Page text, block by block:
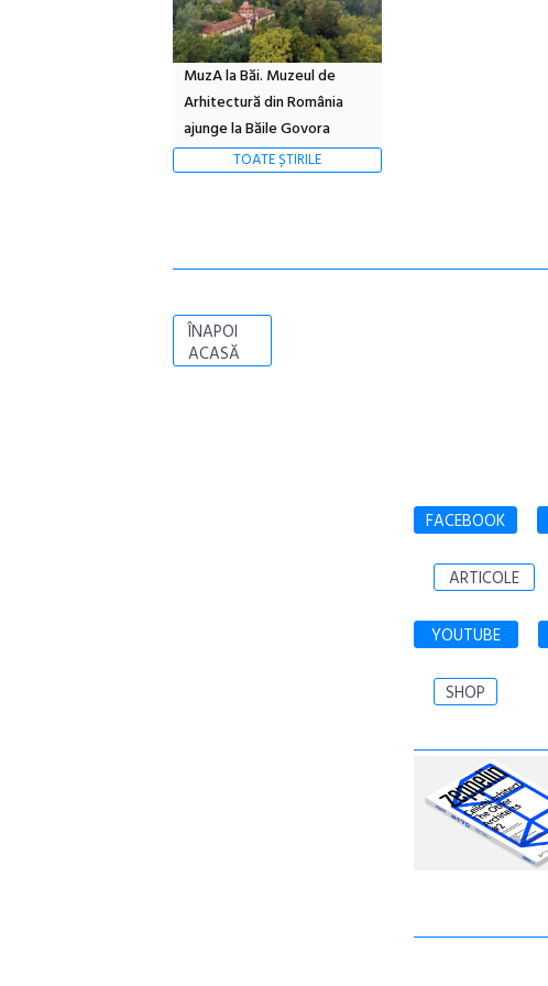
MuzA la Băi. Muzeul de
Arhitectură din România
ajunge la Băile Govora
TOATE ȘTIRILE
ÎNAPOI
ACASĂ
FACEBOOK
ARTICOLE
YOUTUBE
SHOP